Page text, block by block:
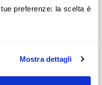
preferenze: la scelta è
Mostra dettagli
Regione Lombardia è
regolari, graduatorie
prima dell'inizio
i residenti a